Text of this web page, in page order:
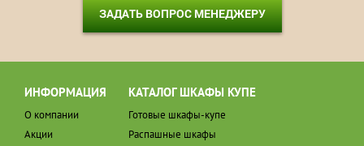
ЗАДАТЬ ВОПРОС МЕНЕДЖЕРУ
ИНФОРМАЦИЯ
О компании
Акции
КАТАЛОГ ШКАФЫ КУПЕ
Готовые шкафы-купе
Распашные шкафы